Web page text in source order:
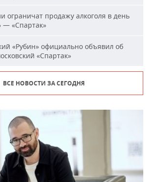
ограничат продажу алкоголя в день
— «Спартак»
«Рубин» официально объявил об
«Спартак»
ВСЕ НОВОСТИ ЗА СЕГОДНЯ